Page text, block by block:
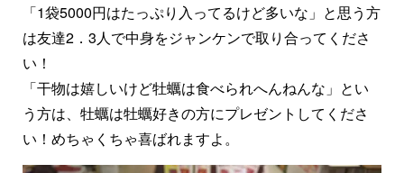
「1袋5000円はたっぷり入ってるけど多いな」と思う方
は友達2．3人で中身をジャンケンで取り合ってくださ
い！
「干物は嬉しいけど牡蠣は食べられへんねんな」とい
う方は、牡蠣は牡蠣好きの方にプレゼントしてくださ
い！めちゃくちゃ喜ばれますよ。